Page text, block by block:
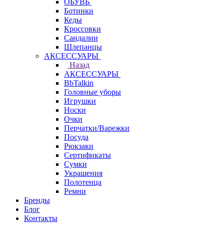
ОБУВЬ
Ботинки
Кеды
Кроссовки
Сандалии
Шлепанцы
АКСЕССУАРЫ
Назад
АКСЕССУАРЫ
BbTalkin
Головные уборы
Игрушки
Носки
Очки
Перчатки/Варежки
Посуда
Рюкзаки
Сертификаты
Сумки
Украшения
Полотенца
Ремни
Бренды
Блог
Контакты